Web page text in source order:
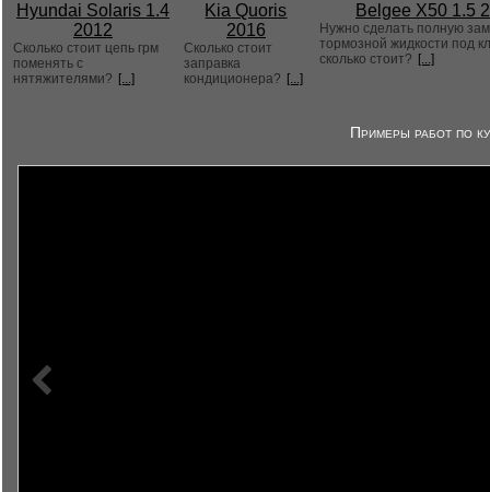
Hyundai Solaris 1.4
2012
Сколько стоит цепь грм
поменять с
нятяжителями? [...]
Kia Quoris
2016
Сколько стоит
заправка
кондиционера? [...]
Belgee X50 1.5
Нужно сделать полную
тормозной жидкости под
сколько стоит? [...]
Примеры работ по